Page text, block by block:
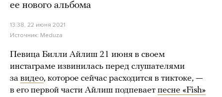
ее нового альбома
13:38, 22 июня 2021
Источник: Meduza
Певица Билли Айлиш 21 июня в своем
инстаграме извинилась перед слушателями
за видео, которое сейчас расходится в тиктоке, —
в его первой части Айлиш подпевает песне «Fish»